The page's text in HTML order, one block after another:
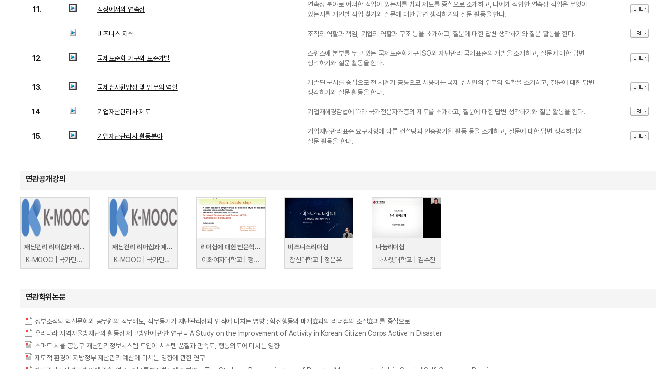
11. 직장에서의 연속성
연속성 분야로 어떠한 직업이 있는지를 법과 제도를 중심으로 소개하고, 나에게 적합한 연속성 직업은 무엇이
있는지를 개인별 직업 찾기와 질문에 대한 답변 생각하기와 질문 활동을 한다.
비즈니스 지식 조직의 역할과 책임, 기업의 역할과 구조 등을 소개하고, 질문에 대한 답변 생각하기와 질문 활동을 한다.
12. 국제표준화 기구와 표준개발
스위스에 본부를 두고 있는 국제표준화기구 ISO와 재난관리 국제표준의 개발을 소개하고, 질문에 대한 답변
생각하기와 질문 활동을 한다.
13. 국제심사원양성 및 임무와 역할
개발된 문서를 중심으로 전 세계가 공통으로 사용하는 국제 심사원의 임무와 역할을 소개하고, 질문에 대한 답변
생각하기와 질문 활동을 한다.
14. 기업재난관리사 제도 기업재해경감법에 따라 국가전문자격증의 제도를 소개하고, 질문에 대한 답변 생각하기와 질문 활동을 한다.
15. 기업재난관리사 활동분야
기업재난관리표준 요구사항에 따른 컨설팅과 인증평가원 활동 등을 소개하고, 질문에 대한 답변 생각하기와
질문 활동을 한다.
연관공개강의
재난관리 리더십과 재난대응 협업 (Disaster Management Leadership and Collaboration for Disaster Response)
K-MOOC | 국가민방위재난안전교육원 NDTI International Cooperation Team
재난관리 리더십과 재난대응 협업 (Disaster Management Leadership and Collaboration for Disaster Response)
K-MOOC | 국가민방위재난안전교육원 NDTI International Cooperation Team
리더십에 대한 인문학적 통찰
이화여자대학교 | 정예지
비즈니스리더십
창신대학교 | 정은유
나눔리더십
나사렛대학교 | 김수진
연관학위논문
정부조직의 혁신문화와 공무원의 직무태도, 직무동기가 재난관리성과 인식에 미치는 영향 : 혁신행동의 매개효과와 리더십의 조절효과를 중심으로
우리나라 지역자율방재단의 활동성 제고방안에 관한 연구 = A Study on the Improvement of Activity in Korean Citizen Corps Active in Disaster
스마트 서울 공동구 재난관리정보시스템 도입이 시스템 품질과 만족도, 행동의도에 미치는 영향
제도적 환경이 지방정부 재난관리 예산에 미치는 영향에 관한 연구